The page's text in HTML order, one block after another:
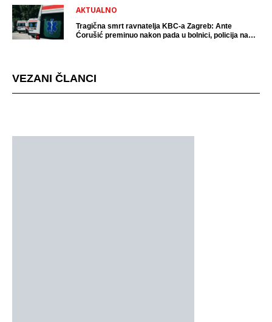
AKTUALNO
Tragična smrt ravnatelja KBC-a Zagreb: Ante
Ćorušić preminuo nakon pada u bolnici, policija na
VEZANI ČLANCI